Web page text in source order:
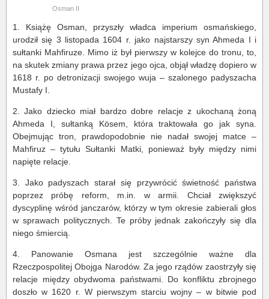
Osman II
1. Książę Osman, przyszły władca imperium osmańskiego,
urodził się 3 listopada 1604 r. jako najstarszy syn Ahmeda I i
sułtanki Mahfiruze. Mimo iż był pierwszy w kolejce do tronu, to,
na skutek zmiany prawa przez jego ojca, objął władzę dopiero w
1618 r. po detronizacji swojego wuja – szalonego padyszacha
Mustafy I.
2. Jako dziecko miał bardzo dobre relacje z ukochaną żoną
Ahmeda I, sułtanką Kösem, która traktowała go jak syna.
Obejmując tron, prawdopodobnie nie nadał swojej matce –
Mahfiruz – tytułu Sułtanki Matki, ponieważ były między nimi
napięte relacje.
3. Jako padyszach starał się przywrócić świetność państwa
poprzez próbę reform, m.in. w armii. Chciał zwiększyć
dyscyplinę wśród janczarów, którzy w tym okresie zabierali głos
w sprawach politycznych. Te próby jednak zakończyły się dla
niego śmiercią.
4. Panowanie Osmana jest szczególnie ważne dla
Rzeczpospolitej Obojga Narodów. Za jego rządów zaostrzyły się
relacje między obydwoma państwami. Do konfliktu zbrojnego
doszło w 1620 r. W pierwszym starciu wojny – w bitwie pod